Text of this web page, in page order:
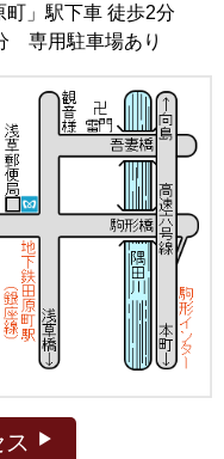
」駅下車 徒歩2分
専用駐車場あり